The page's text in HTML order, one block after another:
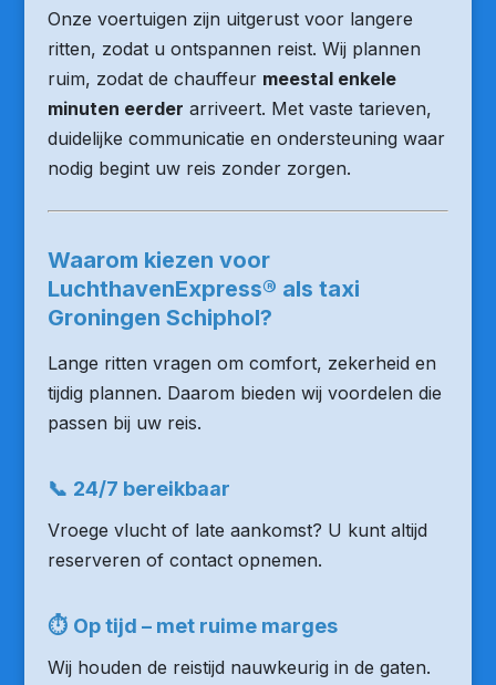
Onze voertuigen zijn uitgerust voor langere
ritten, zodat u ontspannen reist. Wij plannen
ruim, zodat de chauffeur meestal enkele
minuten eerder arriveert. Met vaste tarieven,
duidelijke communicatie en ondersteuning waar
nodig begint uw reis zonder zorgen.
Waarom kiezen voor
LuchthavenExpress® als taxi
Groningen Schiphol?
Lange ritten vragen om comfort, zekerheid en
tijdig plannen. Daarom bieden wij voordelen die
passen bij uw reis.
📞 24/7 bereikbaar
Vroege vlucht of late aankomst? U kunt altijd
reserveren of contact opnemen.
⏱ Op tijd – met ruime marges
Wij houden de reistijd nauwkeurig in de gaten.